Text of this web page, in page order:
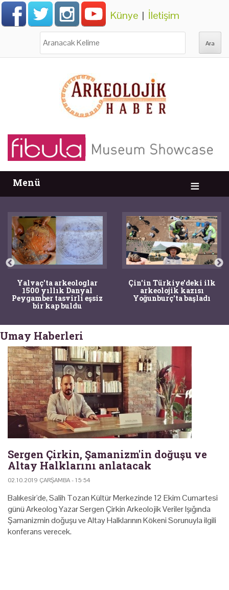
Künye | İletişim
Menü
Yalvaç'ta arkeologlar
1500 yıllık Danyal
Peygamber tasvirli eşsiz
bir kap buldu
Çin'in Türkiye'deki ilk
arkeolojik kazısı
Yoğunburç'ta başladı
Umay Haberleri
Sergen Çirkin, Şamanizm'in doğuşu ve
Altay Halklarını anlatacak
02.10.2019 ÇARŞAMBA - 15:54
Balıkesir'de, Salih Tozan Kültür Merkezinde 12 Ekim Cumartesi
günü Arkeolog Yazar Sergen Çirkin Arkeolojik Veriler Işığında
Şamanizmin doğuşu ve Altay Halklarının Kökeni Sorunuyla ilgili
konferans verecek.